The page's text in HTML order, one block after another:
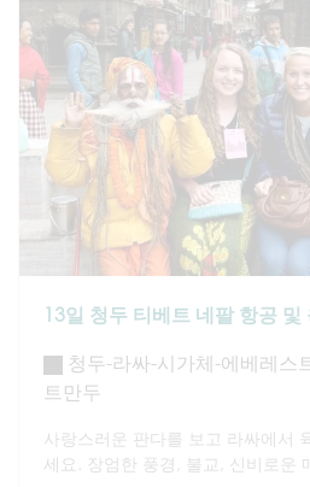
13일 청두 티베트 네팔 항공 및
청두-라싸-시가체-에베레스
트만두
사랑스러운 판다를 보고 라싸에서
세요. 장엄한 풍경, 불교, 신비로운